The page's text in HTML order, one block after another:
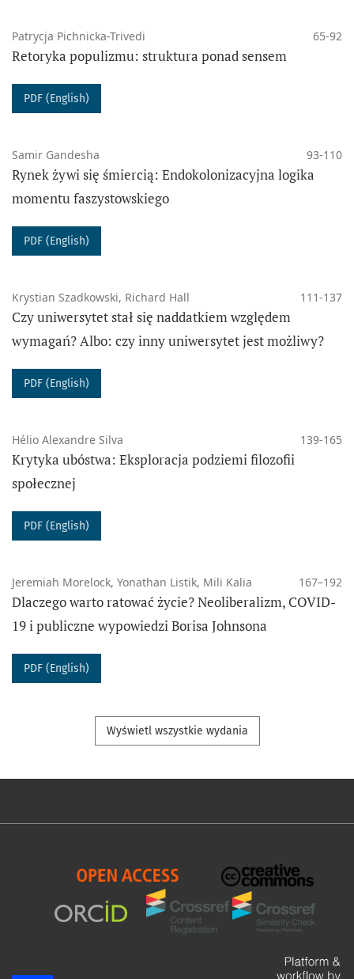
DOI:10.14746/prt
Patrycja Pichnicka-Trivedi 65-92
Retoryka populizmu: struktura ponad sensem
PDF (English)
Samir Gandesha 93-110
Rynek żywi się śmiercią: Endokolonizacyjna logika
momentu faszystowskiego
PDF (English)
Krystian Szadkowski, Richard Hall 111-137
Czy uniwersytet stał się naddatkiem względem
wymagań? Albo: czy inny uniwersytet jest możliwy?
PDF (English)
Hélio Alexandre Silva 139-165
Krytyka ubóstwa: Eksploracja podziemi filozofii
społecznej
PDF (English)
Jeremiah Morelock, Yonathan Listik, Mili Kalia 167–192
Dlaczego warto ratować życie? Neoliberalizm, COVID-
19 i publiczne wypowiedzi Borisa Johnsona
PDF (English)
Wyświetl wszystkie wydania